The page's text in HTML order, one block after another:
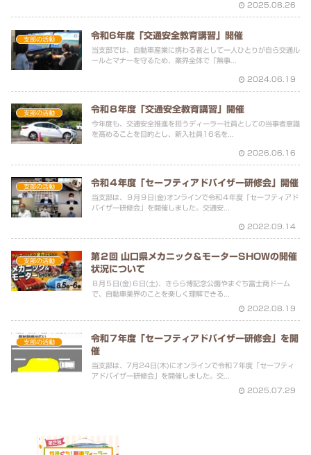
2025.08.26
支部の活動 令和6年度「交通安全教育講習」開催
当支部では、自動車産業に携わる者として一人ひとりが自ら交通ル
ールとマナーを守るため、業界全体で「無事...
2024.06.19
支部の活動 令和８年度「交通安全教育講習」開催
今年度も、交通安全推進を担うディーラー社員としての当事者意識
を高めることを目的とし、新入社員16名を...
2026.06.16
支部の活動 令和４年度「セーフティアドバイザー研修会」開催
当支部は、９月９日(金)オンラインで令和４年度「セーフティアド
バイザー研修会」を開催しました。交通安...
2022.09.14
支部の活動
第２回 山口県メカニック＆モーターSHOWの開催
状況について
８月５日(金)６日(土)、きらら博記念公園やまぐち富士商ドーム
で、自動車業界のことを楽しく理解できる...
2022.08.19
支部の活動
令和７年度「セーフティアドバイザー研修会」を開
催
当支部は、7月24日(木)にオンラインで令和７年度「セーフティ
アドバイザー研修会」を開催しました。交...
2025.07.29